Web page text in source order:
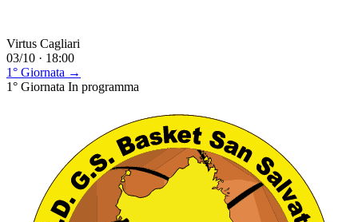
Virtus Cagliari
03/10 · 18:00
1° Giornata →
1° Giornata In programma